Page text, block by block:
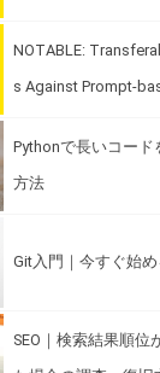
NOTABLE:
s Against Prompt-
Pythonで長いコー
方法
Git入門｜今すぐ始
SEO｜検索結果順位